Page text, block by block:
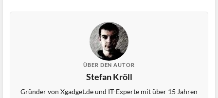
ÜBER DEN AUTOR
Stefan Kröll
Gründer von Xgadget.de und IT-Experte mit über 15 Jahren